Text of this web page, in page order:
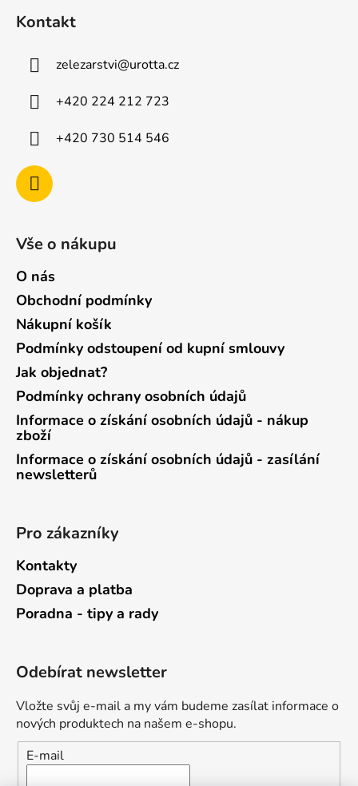
Kontakt
zelezarstvi@urotta.cz
+420 224 212 723
+420 730 514 546
Vše o nákupu
O nás
Obchodní podmínky
Nákupní košík
Podmínky odstoupení od kupní smlouvy
Jak objednat?
Podmínky ochrany osobních údajů
Informace o získání osobních údajů - nákup
zboží
Informace o získání osobních údajů - zasílání
newsletterů
Pro zákazníky
Kontakty
Doprava a platba
Poradna - tipy a rady
Odebírat newsletter
Vložte svůj e-mail a my vám budeme zasílat informace o
nových produktech na našem e-shopu.
E-mail